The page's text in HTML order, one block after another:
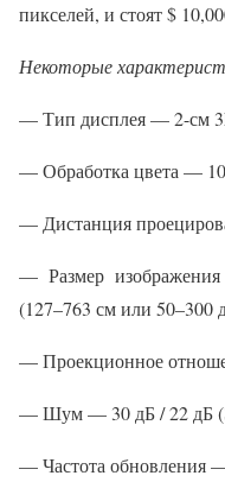
пикселей, и стоят $
Некоторые
— Тип дисплея — 2-см
— Обработка цвета —
— Дистанция
— Размер
(127–763 см или 50–300
— Проекционное
— Шум — 30 дБ / 22 дБ
— Частота обновления